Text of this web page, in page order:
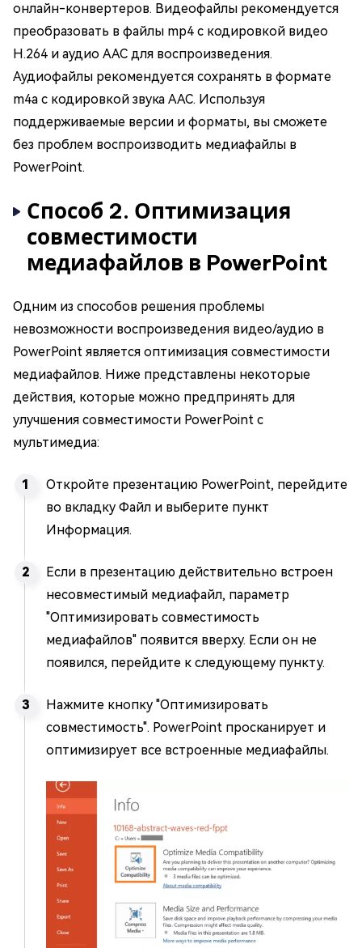
онлайн-конвертеров. Видеофайлы рекомендуется
преобразовать в файлы mp4 с кодировкой видео
H.264 и аудио AAC для воспроизведения.
Аудиофайлы рекомендуется сохранять в формате
m4a с кодировкой звука AAC. Используя
поддерживаемые версии и форматы, вы сможете
без проблем воспроизводить медиафайлы в
PowerPoint.
Способ 2. Оптимизация
совместимости
медиафайлов в PowerPoint
Одним из способов решения проблемы
невозможности воспроизведения видео/аудио в
PowerPoint является оптимизация совместимости
медиафайлов. Ниже представлены некоторые
действия, которые можно предпринять для
улучшения совместимости PowerPoint с
мультимедиа:
Откройте презентацию PowerPoint, перейдите
во вкладку Файл и выберите пункт
Информация.
Если в презентацию действительно встроен
несовместимый медиафайл, параметр
"Оптимизировать совместимость
медиафайлов" появится вверху. Если он не
появился, перейдите к следующему пункту.
Нажмите кнопку "Оптимизировать
совместимость". PowerPoint просканирует и
оптимизирует все встроенные медиафайлы.